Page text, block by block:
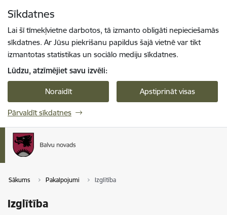
Sīkdatnes
Lai šī tīmekļvietne darbotos, tā izmanto obligāti nepieciešamās
sīkdatnes. Ar Jūsu piekrišanu papildus šajā vietnē var tikt
izmantotas statistikas un sociālo mediju sīkdatnes.
Lūdzu, atzīmējiet savu izvēli:
Noraidīt Apstiprināt visas
Pārvaldīt sīkdatnes
Sākums Pakalpojumi Izglītība
Izglītība